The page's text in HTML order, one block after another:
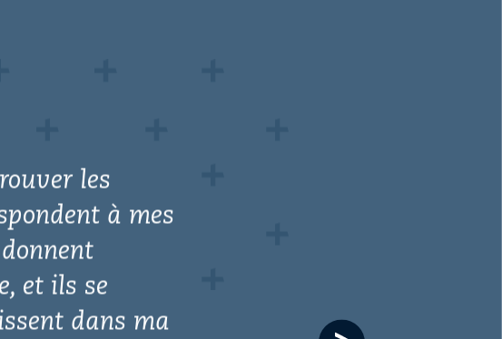
exprimer
votre volonté
un effet
à votre
votre